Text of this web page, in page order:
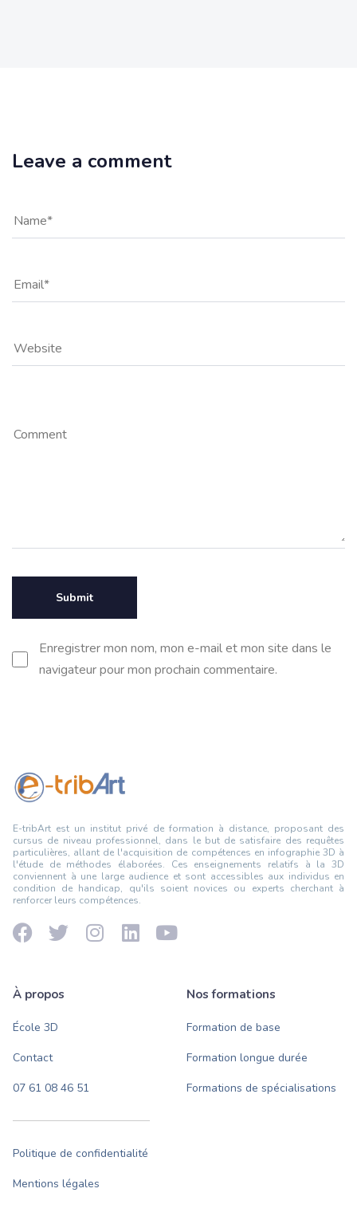
Leave a comment
Enregistrer mon nom, mon e-mail et mon site dans le
navigateur pour mon prochain commentaire.
E-tribArt est un institut privé de formation à distance, proposant des
cursus de niveau professionnel, dans le but de satisfaire des requêtes
particulières, allant de l'acquisition de compétences en infographie 3D à
l'étude de méthodes élaborées. Ces enseignements relatifs à la 3D
conviennent à une large audience et sont accessibles aux individus en
condition de handicap, qu'ils soient novices ou experts cherchant à
renforcer leurs compétences.
À propos
École 3D
Contact
07 61 08 46 51
Politique de confidentialité
Mentions légales
Nos formations
Formation de base
Formation longue durée
Formations de spécialisations